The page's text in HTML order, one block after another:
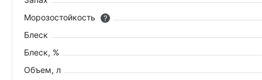
Морозостойкость
?
Блеск
Блеск, %
Объем, л